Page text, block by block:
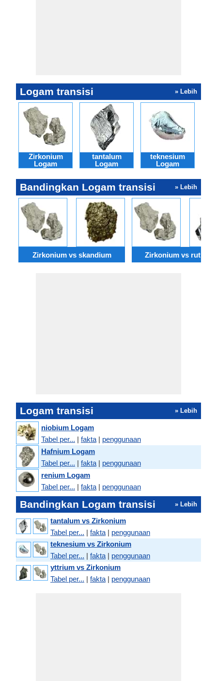
Logam transisi » Lebih
Zirkonium
Logam
tantalum
Logam
teknesium
Logam
Bandingkan Logam transisi » Lebih
Zirkonium vs skandium Zirkonium vs
Logam transisi » Lebih
niobium Logam
Tabel per... | fakta | penggunaan
Hafnium Logam
Tabel per... | fakta | penggunaan
renium Logam
Tabel per... | fakta | penggunaan
Bandingkan Logam transisi » Lebih
tantalum vs Zirkonium
Tabel per... | fakta | penggunaan
teknesium vs Zirkonium
Tabel per... | fakta | penggunaan
yttrium vs Zirkonium
Tabel per... | fakta | penggunaan